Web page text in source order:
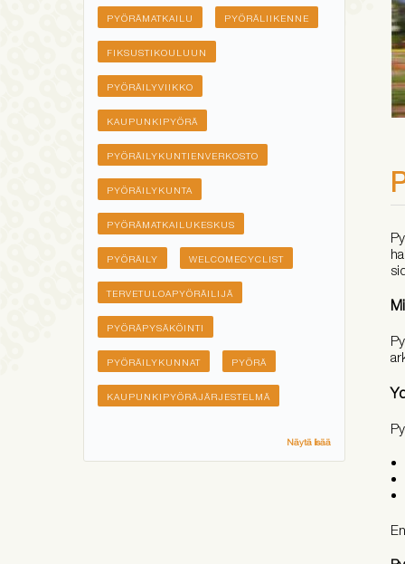
PYÖRÄMATKAILU PYÖRÄLIIKENNE
FIKSUSTIKOULUUN
PYÖRÄILYVIIKKO
KAUPUNKIPYÖRÄ
PYÖRÄILYKUNTIENVERKOSTO
PYÖRÄILYKUNTA
PYÖRÄMATKAILUKESKUS
PYÖRÄILY WELCOMECYCLIST
TERVETULOAPYÖRÄILIJÄ
PYÖRÄPYSÄKÖINTI
PYÖRÄILYKUNNAT PYÖRÄ
KAUPUNKIPYÖRÄJÄRJESTELMÄ
Näytä lisää